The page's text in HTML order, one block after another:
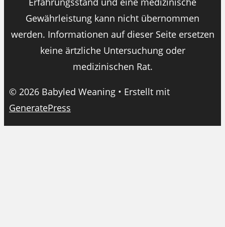
Gewährleistung kann nicht übernommen
werden. Informationen auf dieser Seite ersetzen
keine ärtzliche Untersuchung oder
medizinischen Rat.
© 2026 Babyled Weaning • Erstellt mit
GeneratePress